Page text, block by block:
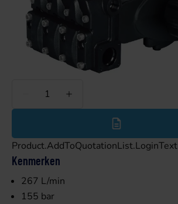
Minder
Product.AddToQuotationList.LoginText
Kenmerken
267 L/min
155 bar